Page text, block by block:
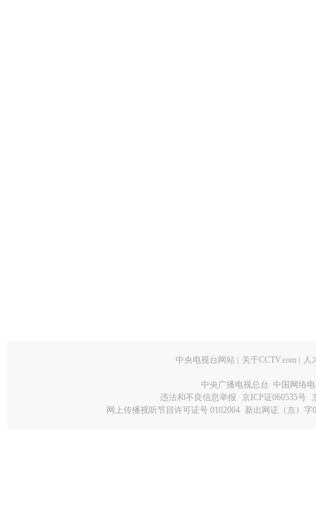
中央电视台网站 关于CCTV.com 人
中央广播电视总台 中国网络
违法和不良信息举报
京ICP证060535号
网上传播视听节目许可证号 0102004 新出网证（京）